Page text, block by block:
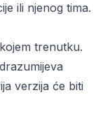
ili njenog tima.
trenutku.
verzija će biti